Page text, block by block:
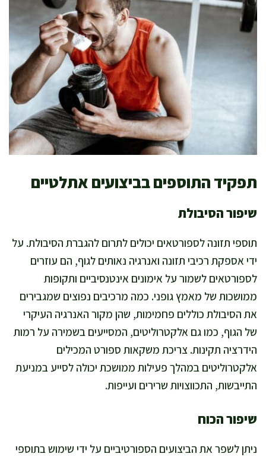
תפקיד התוספים בביצועים אתלטיים
שיפור הסיבולת
תוספי תזונה לספורטאים יכולים לתרום להגברת הסיבולת. על
ידי אספקת רכיבי תזונה ואנרגיה נאותים לגוף, הם עוזרים
לספורטאים לשמור על אימונים אינטנסיביים ותקופות
ממושכות של מאמץ גופני. כמה מרכיבים נפוצים שמגבירים
את הסיבולת כוללים פחמימות, שהן מקור האנרגיה העיקרי
של הגוף, כמו גם אלקטרוליטים, המסייעים בשמירה על רמות
הידרציה תקינות. צריכת משקאות ספורט המכילים
אלקטרוליטים במהלך פעילות ממושכת יכולה לסייע במניעת
התייבשות, התכווצויות שרירים ועייפות.
שיפור הכוח
ניתן לשפר את הביצועים הספורטיביים על ידי שימוש בתוספי